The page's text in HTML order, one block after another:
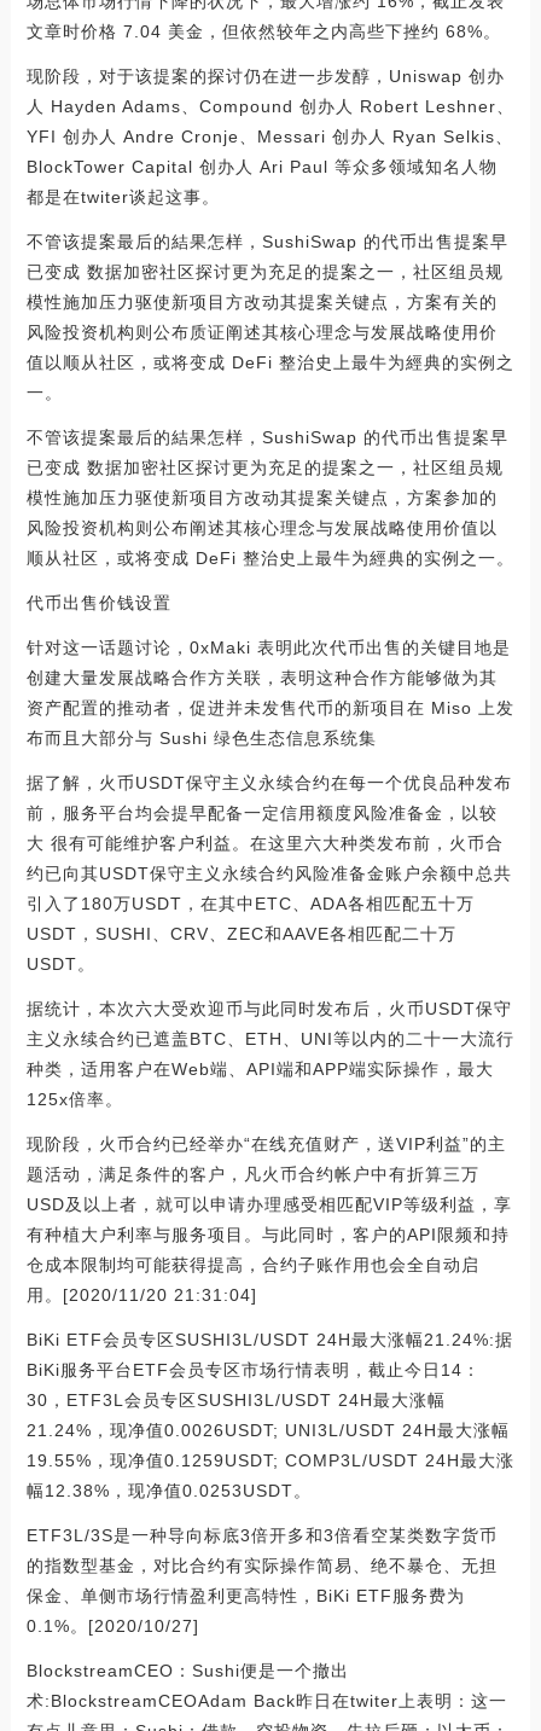
文章时价格 7.04 美金，但依然较年之内高些下挫约 68%。
现阶段，对于该提案的探讨仍在进一步发醇，Uniswap 创办
人 Hayden Adams、Compound 创办人 Robert Leshner、
YFI 创办人 Andre Cronje、Messari 创办人 Ryan Selkis、
BlockTower Capital 创办人 Ari Paul 等众多领域知名人物
都是在twiter谈起这事。
不管该提案最后的結果怎样，SushiSwap 的代币出售提案早
已变成 数据加密社区探讨更为充足的提案之一，社区组员规
模性施加压力驱使新项目方改动其提案关键点，方案有关的
风险投资机构则公布质证阐述其核心理念与发展战略使用价
值以顺从社区，或将变成 DeFi 整治史上最牛为經典的实例之
一。
不管该提案最后的結果怎样，SushiSwap 的代币出售提案早
已变成 数据加密社区探讨更为充足的提案之一，社区组员规
模性施加压力驱使新项目方改动其提案关键点，方案参加的
风险投资机构则公布阐述其核心理念与发展战略使用价值以
顺从社区，或将变成 DeFi 整治史上最牛为經典的实例之一。
代币出售价钱设置
针对这一话题讨论，0xMaki 表明此次代币出售的关键目地是
创建大量发展战略合作方关联，表明这种合作方能够做为其
资产配置的推动者，促进并未发售代币的新项目在 Miso 上发
布而且大部分与 Sushi 绿色生态信息系统集
据了解，火币USDT保守主义永续合约在每一个优良品种发布
前，服务平台均会提早配备一定信用额度风险准备金，以较
大 很有可能维护客户利益。在这里六大种类发布前，火币合
约已向其USDT保守主义永续合约风险准备金账户余额中总共
引入了180万USDT，在其中ETC、ADA各相匹配五十万
USDT，SUSHI、CRV、ZEC和AAVE各相匹配二十万
USDT。
据统计，本次六大受欢迎币与此同时发布后，火币USDT保守
主义永续合约已遮盖BTC、ETH、UNI等以内的二十一大流行
种类，适用客户在Web端、API端和APP端实际操作，最大
125x倍率。
现阶段，火币合约已经举办“在线充值财产，送VIP利益”的主
题活动，满足条件的客户，凡火币合约帐户中有折算三万
USD及以上者，就可以申请办理感受相匹配VIP等级利益，享
有种植大户利率与服务项目。与此同时，客户的API限频和持
仓成本限制均可能获得提高，合约子账作用也会全自动启
用。[2020/11/20 21:31:04]
BiKi ETF会员专区SUSHI3L/USDT 24H最大涨幅21.24%:据
BiKi服务平台ETF会员专区市场行情表明，截止今日14：
30，ETF3L会员专区SUSHI3L/USDT 24H最大涨幅
21.24%，现净值0.0026USDT; UNI3L/USDT 24H最大涨幅
19.55%，现净值0.1259USDT; COMP3L/USDT 24H最大涨
幅12.38%，现净值0.0253USDT。
ETF3L/3S是一种导向标底3倍开多和3倍看空某类数字货币
的指数型基金，对比合约有实际操作简易、绝不暴仓、无担
保金、单侧市场行情盈利更高特性，BiKi ETF服务费为
0.1%。[2020/10/27]
BlockstreamCEO：Sushi便是一个撤出
术:BlockstreamCEOAdam Back昨日在twiter上表明：这一